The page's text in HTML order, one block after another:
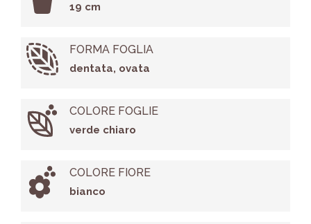
19 cm
FORMA FOGLIA
dentata, ovata
COLORE FOGLIE
verde chiaro
COLORE FIORE
bianco